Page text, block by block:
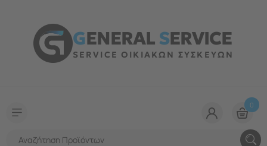
GENERALSERVICE
SERVICE ΟΙΚΙΑΚΩΝ ΣΥΣΚΕΥΩΝ
0